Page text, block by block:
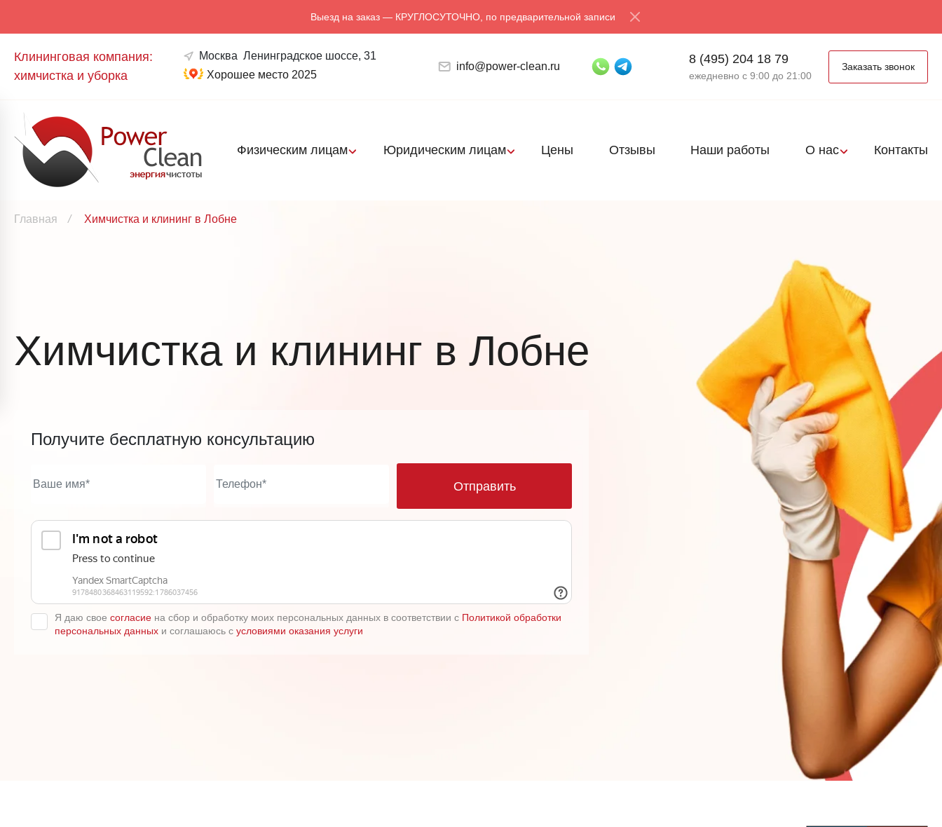
Выезд на заказ — КРУГЛОСУТОЧНО, по предварительной записи
Клининговая компания:
химчистка и уборка
Москва Ленинградское шоссе, 31
Хорошее место 2025
info@power-clean.ru
8 (495) 204 18 79
ежедневно с 9:00 до 21:00
Заказать звонок
Физическим лицам Юридическим лицам Цены Отзывы Наши работы О нас Контакты
Главная / Химчистка и клининг в Лобне
Химчистка и клининг в Лобне
Получите бесплатную консультацию
Отправить
Я даю свое согласие на сбор и обработку моих персональных данных в соответствии с Политикой обработки
персональных данных и соглашаюсь с условиями оказания услуги